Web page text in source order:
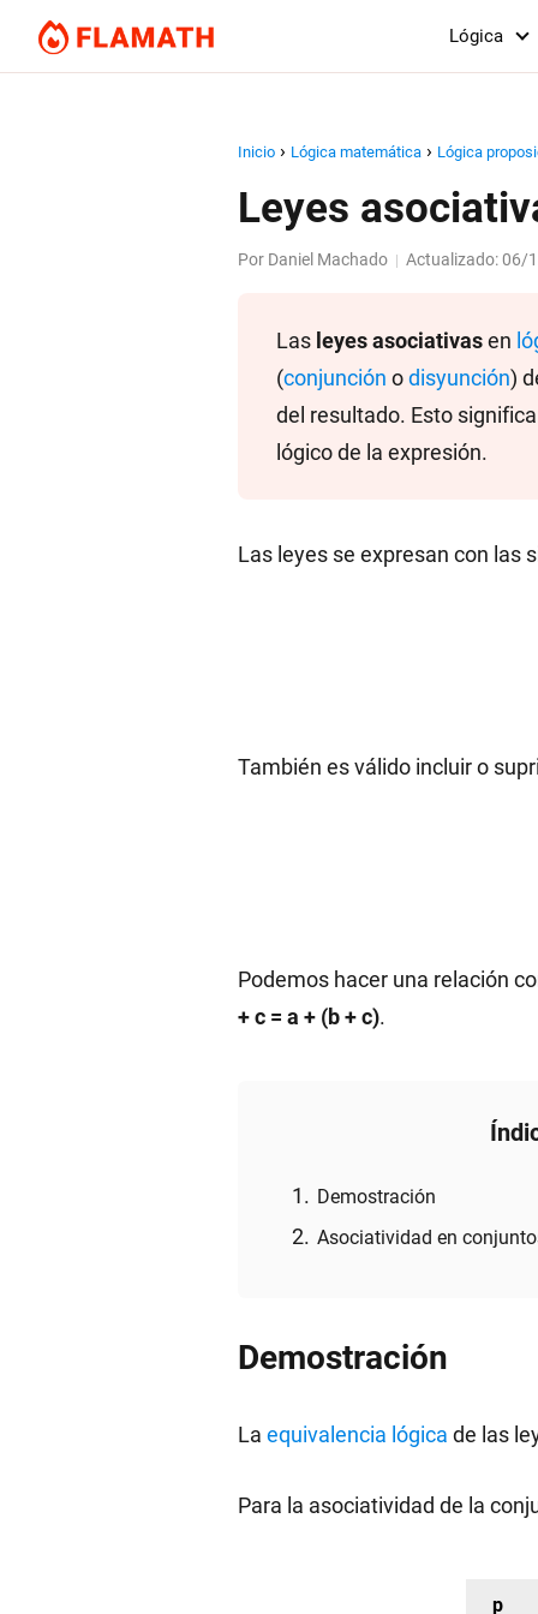
Lógica
Inicio Lógica matemática Lógica
Leyes
Por Daniel Machado | Actualizado:06/
Las leyes asociativasen
(conjunción odisyunción)
del resultado. Esto
lógico de la expresión.
Las leyes se expresan con las
También es válido incluir o
Podemos hacer una relación
+ c = a + (b + c).
Demostración
Asociatividad en
Demostración
La equivalencia lógica de las
Para la asociatividad de la
p